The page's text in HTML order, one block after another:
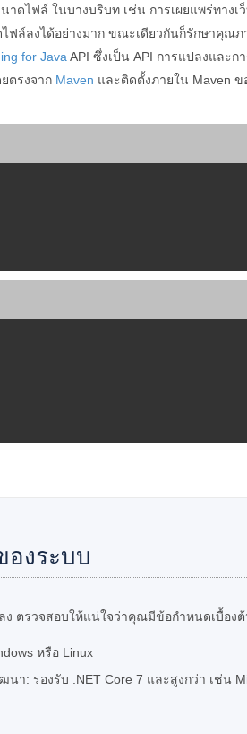
ดไฟล์ ในบางบริบท เช่น การเผยแพร่ทางเ
ฟล์ลงได้อย่างมาก ขณะเดียวกันก็รักษาคุณ
for Java API ซึ่งเป็น API การแปลงและก
ตรงจาก Maven และติดตั้งภายใน Maven
งระบบ
ง ตรวจสอบให้แน่ใจว่าคุณมีข้อกำหนดเบื้อง
หรือ Linux
า: รองรับ .NET Core 7 และสูงกว่า เช่น